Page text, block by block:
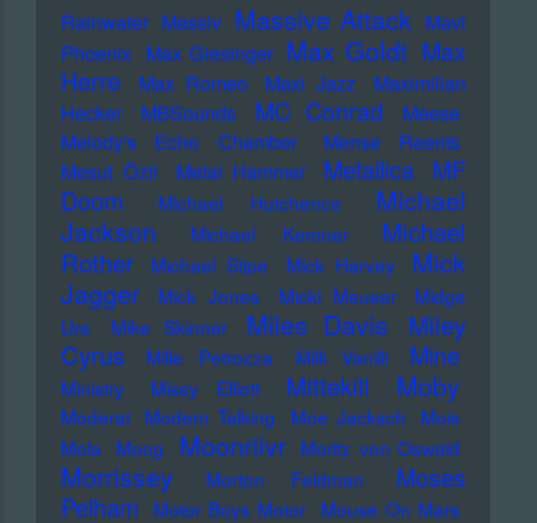
Rainwater Massiv Massive Attack Mavi
Phoenix Max Giesinger Max Goldt Max
Herre
Max Romeo Maxi Jazz
Maximilian
Hecker
MBSounds MC Conrad
Meese
Melody's Echo Chamber
Mense Reents
Mesut Özil
Metal Hammer Metallica MF
Doom
Michael Hutchence
Michael
Jackson
Michael Kemner
Michael
Rother
Michael Stipe Mick Harvey
Mick
Jagger
Mick Jones Micki Meuser
Midge
Ure
Mike Skinner Miles Davis
Miley
Cyrus
Mille Petrozza Milli Vanilli Mine
Ministry Missy Elliott Mittekill Moby
Moderat Modern Talking Moe Jacksch
Mois
Mola
Moog Moonriivr Moritz von Oswald
Morrissey Morton Feldman
Moses
Pelham
Motor Boys Motor
Mouse On Mars